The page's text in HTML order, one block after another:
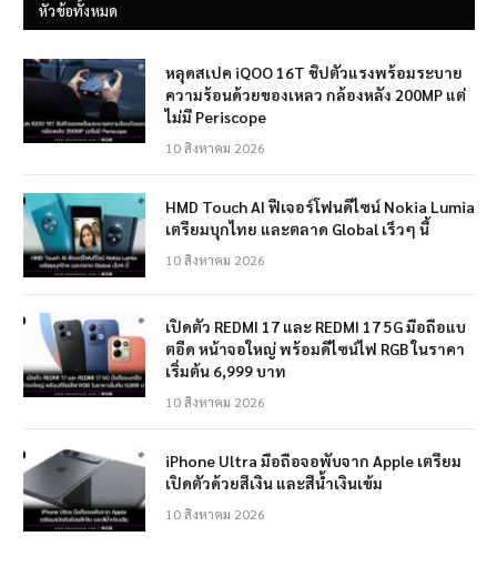
หัวข้อทั้งหมด
หลุดสเปค iQOO 16T ชิปตัวแรงพร้อมระบาย
ความร้อนด้วยของเหลว กล้องหลัง 200MP แต่
ไม่มี Periscope
10 สิงหาคม 2026
HMD Touch AI ฟีเจอร์โฟนดีไซน์ Nokia Lumia
เตรียมบุกไทย และตลาด Global เร็วๆ นี้
10 สิงหาคม 2026
เปิดตัว REDMI 17 และ REDMI 17 5G มือถือแบ
ตอึด หน้าจอใหญ่ พร้อมดีไซน์ไฟ RGB ในราคา
เริ่มต้น 6,999 บาท
10 สิงหาคม 2026
iPhone Ultra มือถือจอพับจาก Apple เตรียม
เปิดตัวด้วยสีเงิน และสีน้ำเงินเข้ม
10 สิงหาคม 2026